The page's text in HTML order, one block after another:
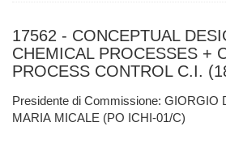
17562 - CONCEPTUAL
CHEMICAL PROCESSES +
PROCESS CONTROL C.I.
Presidente di Commissione: GIORGIO
MARIA MICALE (PO ICHI-01/C)